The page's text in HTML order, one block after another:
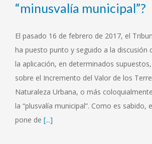
“minusvalía municipal”?
El pasado 16 de febrero de 2017, el
ha puesto punto y seguido a la discusión
la aplicación, en determinados
sobre el Incremento del Valor de los
Naturaleza Urbana, o más
la “plusvalía municipal”. Como es sabido,
pone de [...]